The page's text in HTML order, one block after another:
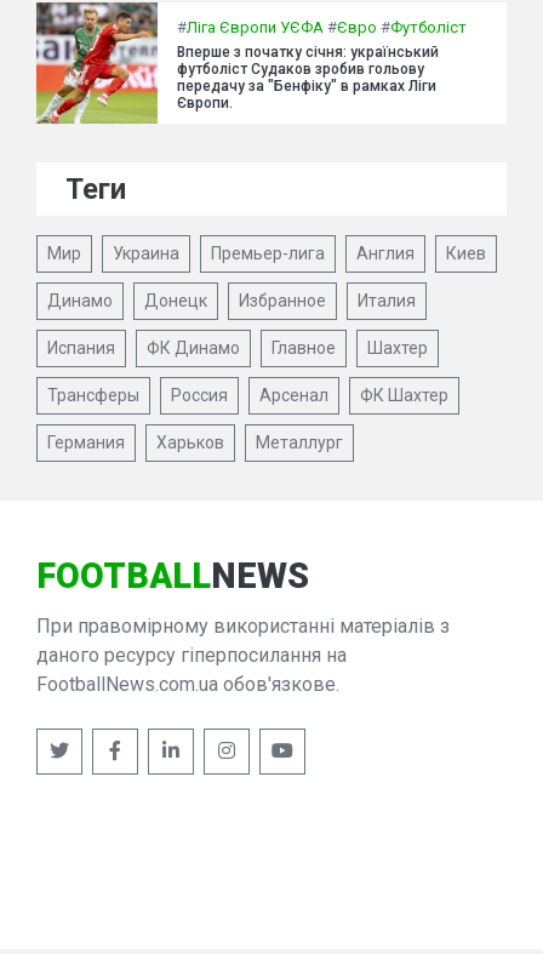
#Ліга Європи УЄФА #Євро #Футболіст
Вперше з початку січня: український
футболіст Судаков зробив гольову
передачу за "Бенфіку" в рамках Ліги
Європи.
Теги
Мир Украина Премьер-лига Англия Киев
Динамо Донецк Избранное Италия
Испания ФК Динамо Главное Шахтер
Трансферы Россия Арсенал ФК Шахтер
Германия Харьков Металлург
FOOTBALLNEWS
При правомірному використанні матеріалів з
даного ресурсу гіперпосилання на
FootballNews.com.ua обов'язкове.